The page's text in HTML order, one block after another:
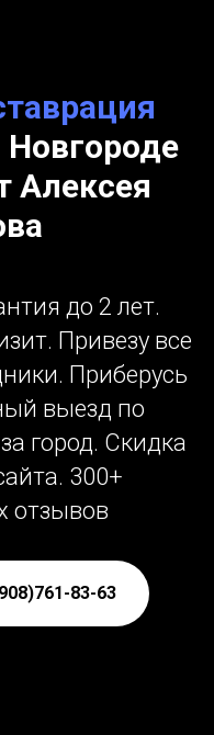
Алексея
до 2 лет.
Привезу все
Приберусь
выезд по
город. Скидка
300+
отзывов
83-63